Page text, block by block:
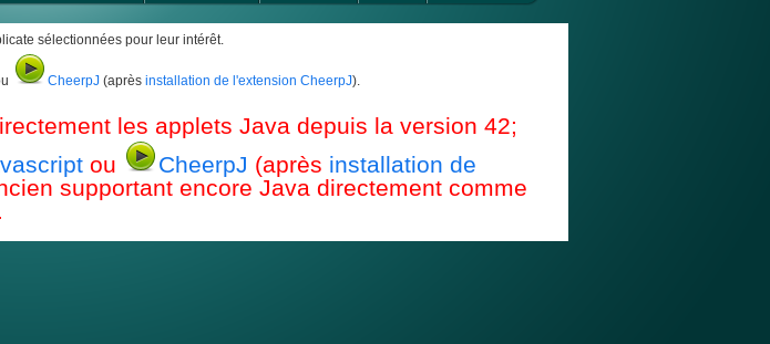
sélectionnées pour leur intérêt.
CheerpJ (après installation de l'extension CheerpJ).
les applets Java depuis la version 42;
ou CheerpJ (après installation de
supportant encore Java directement comme
.